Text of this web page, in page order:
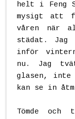
helt i Feng
mysigt att
våren när
städat. Jag
inför
nu. Jag
glasen, inte
kan se in
Tömde